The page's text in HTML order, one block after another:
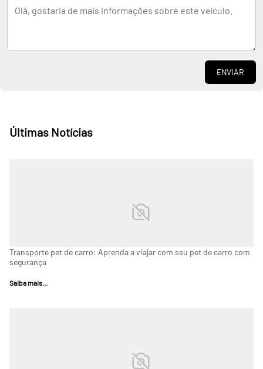
ENVIAR
Últimas Notícias
Transporte pet de carro: Aprenda a viajar com seu pet de carro com
segurança
Saiba mais...